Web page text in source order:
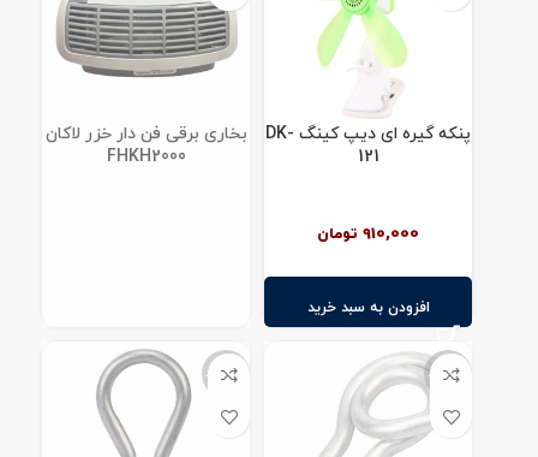
پنکه گیره ای دیپ کینگ DK-
121
910,000 تومان
افزودن به سبد خرید
بخاری برقی فن دار خزر لاکان
FHKH2000
ناموجود ناموجود